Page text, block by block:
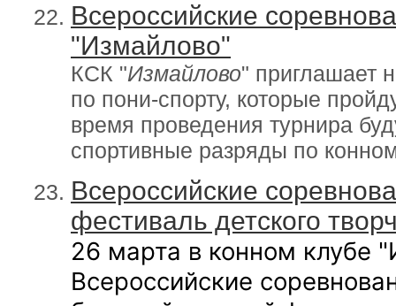
Всероссийские
"Измайлово"
КСК "Измайлово" приглашает
по пони-спорту, которые
время проведения турнира
спортивные разряды по
Всероссийские
фестиваль детского
26 марта в конном клубе
Всероссийские